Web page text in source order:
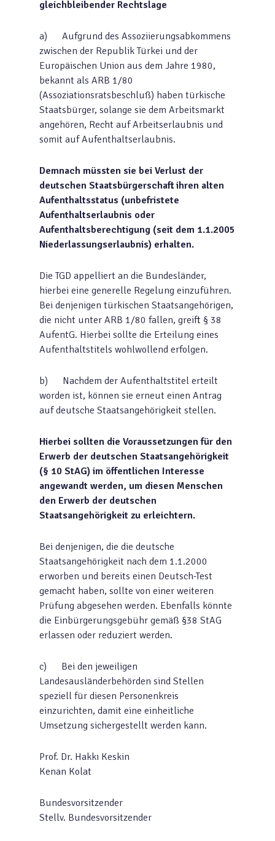
gleichbleibender Rechtslage
a) Aufgrund des Assoziierungsabkommens
zwischen der Republik Türkei und der
Europäischen Union aus dem Jahre 1980,
bekannt als ARB 1/80
(Assoziationsratsbeschluß) haben türkische
Staatsbürger, solange sie dem Arbeitsmarkt
angehören, Recht auf Arbeitserlaubnis und
somit auf Aufenthaltserlaubnis.
Demnach müssten sie bei Verlust der
deutschen Staatsbürgerschaft ihren alten
Aufenthaltsstatus (unbefristete
Aufenthaltserlaubnis oder
Aufenthaltsberechtigung (seit dem 1.1.2005
Niederlassungserlaubnis) erhalten.
Die TGD appelliert an die Bundesländer,
hierbei eine generelle Regelung einzuführen.
Bei denjenigen türkischen Staatsangehörigen,
die nicht unter ARB 1/80 fallen, greift § 38
AufentG. Hierbei sollte die Erteilung eines
Aufenthaltstitels wohlwollend erfolgen.
b) Nachdem der Aufenthaltstitel erteilt
worden ist, können sie erneut einen Antrag
auf deutsche Staatsangehörigkeit stellen.
Hierbei sollten die Voraussetzungen für den
Erwerb der deutschen Staatsangehörigkeit
(§ 10 StAG) im öffentlichen Interesse
angewandt werden, um diesen Menschen
den Erwerb der deutschen
Staatsangehörigkeit zu erleichtern.
Bei denjenigen, die die deutsche
Staatsangehörigkeit nach dem 1.1.2000
erworben und bereits einen Deutsch-Test
gemacht haben, sollte von einer weiteren
Prüfung abgesehen werden. Ebenfalls könnte
die Einbürgerungsgebühr gemäß §38 StAG
erlassen oder reduziert werden.
c) Bei den jeweiligen
Landesausländerbehörden sind Stellen
speziell für diesen Personenkreis
einzurichten, damit eine einheitliche
Umsetzung sichergestellt werden kann.
Prof. Dr. Hakkı Keskin
Kenan Kolat
Bundesvorsitzender
Stellv. Bundesvorsitzender